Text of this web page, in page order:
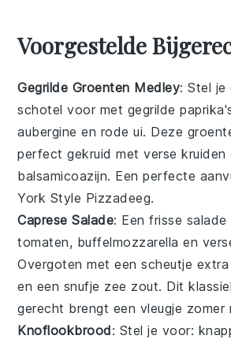
Voorgestelde
Gegrilde Groenten Medley: Stel je
schotel voor met gegrilde
aubergine en rode ui. Deze
perfect gekruid metverse kruiden
balsamicoazijn. Een perfecte
York Style Pizzadeeg.
Caprese Salade: Een frisse salade
tomaten, buffelmozzarella en
Overgoten met een scheutje
en een snufje zee zout. Dit
gerecht brengt een vleugje zomer
Knoflookbrood: Stel je voor: